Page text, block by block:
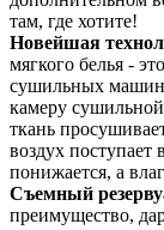
там, где хотите!
Новейшая
мягкого белья -
сушильных машин!
камеру
ткань
воздух поступает
понижается, а
Съемный
преимущество,